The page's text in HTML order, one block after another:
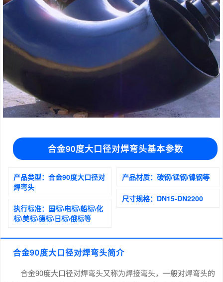
合金90度大口径对焊弯头基本参数
产品类型： 合金90度大口径对
焊弯头
执行标准： 国标\电标\船标\化
标\美标\德标\日标\俄标等
产品材质： 碳钢/锰钢/镍钢等
尺寸规格： DN15-DN2200
合金90度大口径对焊弯头简介
合金90度大口径对焊弯头又称为焊接弯头，一般对焊弯头的